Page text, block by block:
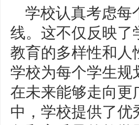
学校认真考虑
线。这不仅反映
教育的多样性和
学校为每个学生
在未来能够走向
中，学校提供了